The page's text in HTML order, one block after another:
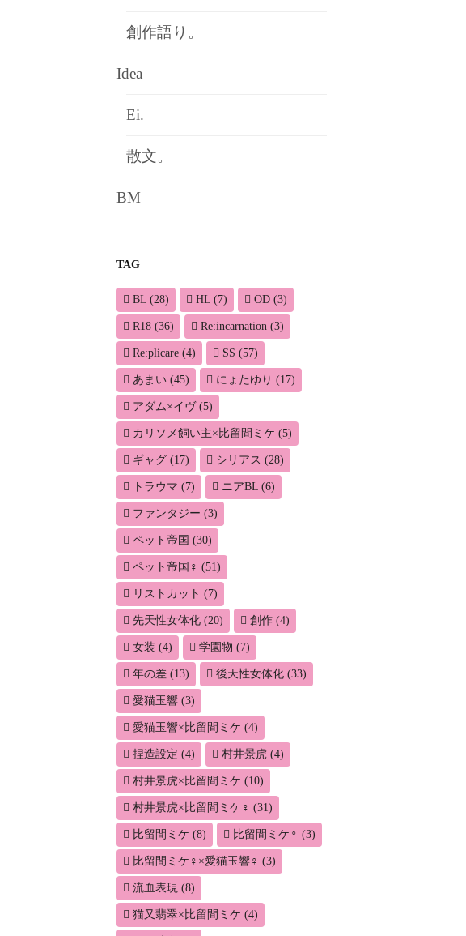
創作語り。
Idea
Ei.
散文。
BM
TAG
BL (28) HL (7) OD (3)
R18 (36) Re:incarnation (3)
Re:plicare (4) SS (57)
あまい (45) にょたゆり (17)
アダム×イヴ(5)
カリソメ飼い主×比留間ミケ (5)
ギャグ (17) シリアス (28)
トラウマ (7) ニアBL (6)
ファンタジー (3)
ペット帝国 (30)
ペット帝国♀ (51)
リストカット (7)
先天性女体化 (20) 創作 (4)
女装 (4) 学園物 (7)
年の差 (13) 後天性女体化 (33)
愛猫玉響 (3)
愛猫玉響×比留間ミケ (4)
捏造設定 (4) 村井景虎 (4)
村井景虎×比留間ミケ (10)
村井景虎×比留間ミケ♀ (31)
比留間ミケ (8) 比留間ミケ♀ (3)
比留間ミケ♀×愛猫玉響♀ (3)
流血表現 (8)
猫又翡翠×比留間ミケ (4)